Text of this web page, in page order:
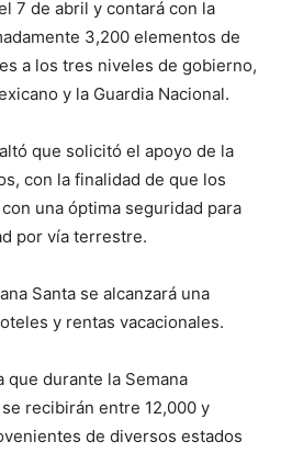
7 de abril y contará con la
3,200 elementos de
a los tres niveles de gobierno,
y la Guardia Nacional.
que solicitó el apoyo de la
con la finalidad de que los
una óptima seguridad para
por vía terrestre.
Santa se alcanzará una
y rentas vacacionales.
que durante la Semana
recibirán entre 12,000 y
de diversos estados